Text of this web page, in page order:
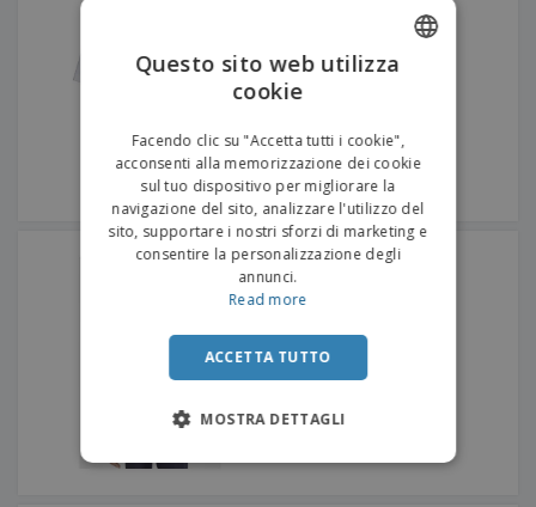
SOL'S | Camicia Oxford a
maniche corte da uomo
Questo sito web utilizza
cookie
Facendo clic su "Accetta tutti i cookie",
acconsenti alla memorizzazione dei cookie
sul tuo dispositivo per migliorare la
navigazione del sito, analizzare l'utilizzo del
sito, supportare i nostri sforzi di marketing e
consentire la personalizzazione degli
annunci.
Read more
ACCETTA TUTTO
MOSTRA DETTAGLI